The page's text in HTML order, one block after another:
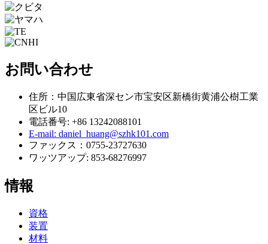
お問い合わせ
住所：中国広東省深セン市宝安区新橋街黄浦公樹工業
区ビル10
電話番号: +86 13242088101
E-mail: daniel_huang@szhk101.com
ファックス：0755-23727630
ワッツアップ: 853-68276997
情報
資格
装置
材料